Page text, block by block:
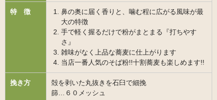
特 徴
鼻の奥に届く香りと、噛む程に広がる風味が最
大の特徴
手で軽く握るだけで粉がまとまる『打ちやす
さ』
雑味がなく上品な蕎麦に仕上がります
当店一番人気のそば粉!!十割蕎麦も楽しめます!!
挽き方
殻を剥いた丸抜きを石臼で細挽
篩…６０メッシュ